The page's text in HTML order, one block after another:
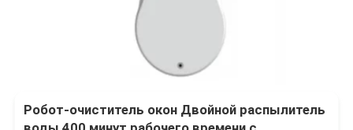
Робот-очиститель окон Двойной распылитель